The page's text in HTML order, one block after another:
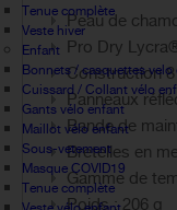
Tenue complète
Veste hiver
Enfant
Bonnets / casquettes velo
Cuissard / Collant vélo
Gants vélo enfant
Maillot vélo enfant
Sous-vetement
Masque COVID19
Tenue complète
Peau de
Pro Dry
Construction
Panneaux
Bande de
Bretelles en
Gamme de
Poids : 206 g